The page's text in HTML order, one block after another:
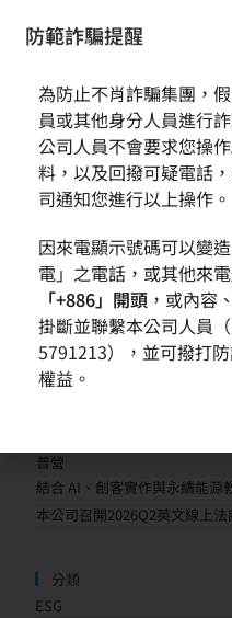
近期文章
環球晶圓營運動能回升 第二季
AI需求帶動先進晶圓成長 全
日本廠表現屢創新高 德州新廠
環球晶圓榮獲 Infineon Green
應鏈合作
普營
結合 AI、創客實作與永續能源
本公司召開2026Q2英文線上法
分類
ESG
防範詐騙提醒
為防止不肖詐騙集團，
員或其他身分人員進行
公司人員不會要求您操
料，以及回撥可疑電話
司通知您進行以上操作。
因來電顯示號碼可以變
電」之電話，或其他來
「+886」開頭 ，或內容
掛斷並聯繫本公司人員
5791213），並可撥打
權益。